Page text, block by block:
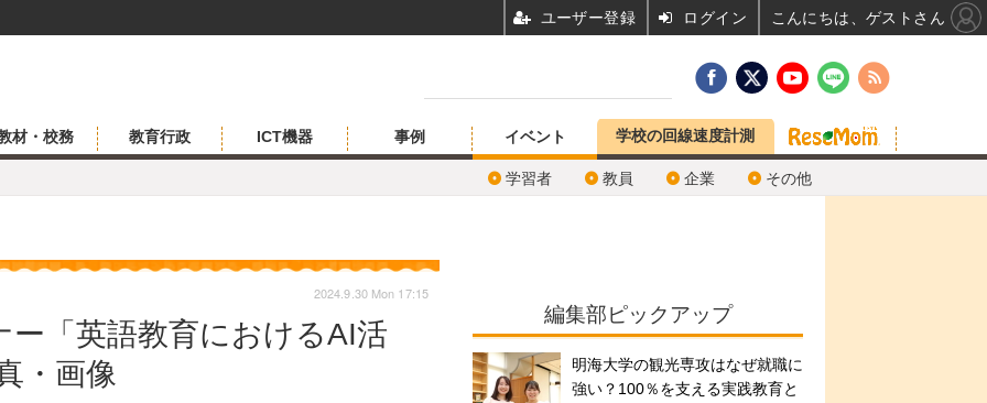
材・校務 教育行政 ICT機器 事例 イベント
学習者 教員 企業 その他
学校の回線速度計測
ー「英語教育におけるAI活
・画像
2024.9.30 Mon 17:15
編集部ピックアップ
明海大学の観光専攻はなぜ就職に
強い？100％を支える実践教育と
ユーザー登録 ログイン こんにちは、ゲストさん